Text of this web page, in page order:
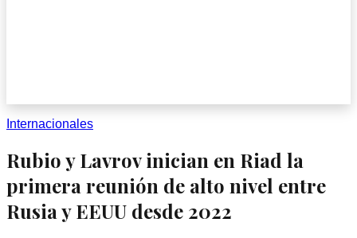
Internacionales
Rubio y Lavrov inician en Riad la
primera reunión de alto nivel entre
Rusia y EEUU desde 2022